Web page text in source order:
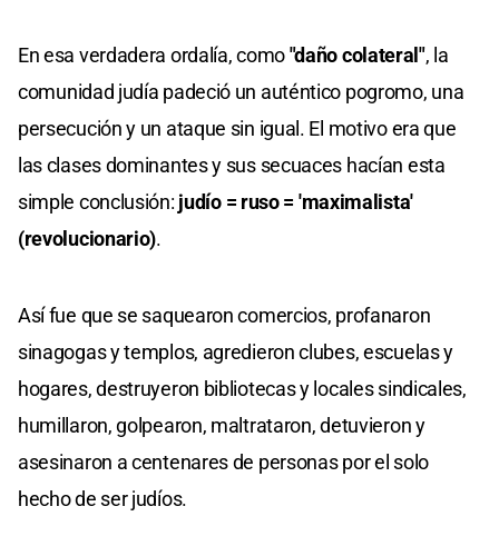
En esa verdadera ordalía, como"daño colateral", la
comunidad judía padeció un auténtico pogromo, una
persecución y un ataque sin igual. El motivo era que
las clases dominantes y sus secuaces hacían esta
simple conclusión: judío = ruso = 'maximalista'
(revolucionario).
Así fue que se saquearon comercios, profanaron
sinagogas y templos, agredieron clubes, escuelas y
hogares, destruyeron bibliotecas y locales sindicales,
humillaron, golpearon, maltrataron, detuvieron y
asesinaron a centenares de personas por el solo
hecho de ser judíos.